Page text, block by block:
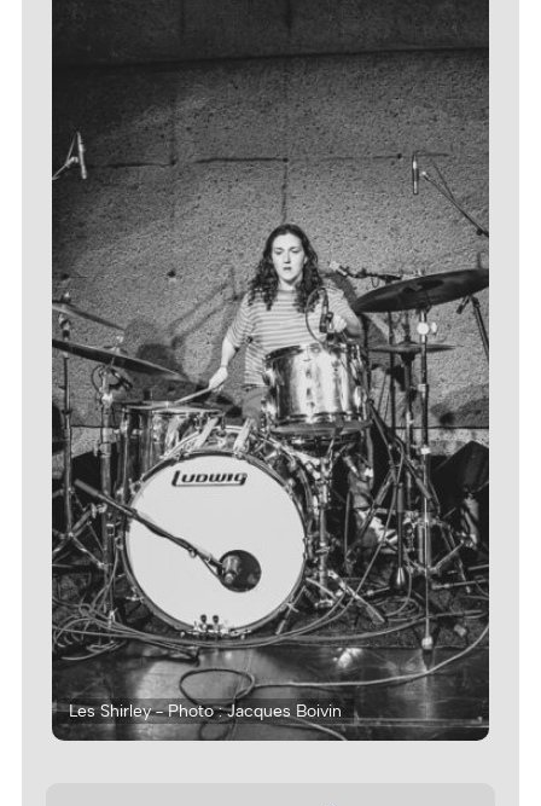
Les Shirley - Photo : Jacques Boivin